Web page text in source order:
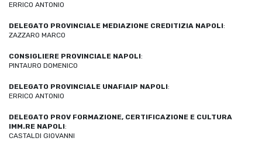
ERRICO ANTONIO
DELEGATO PROVINCIALE MEDIAZIONE CREDITIZIA NAPOLI:
ZAZZARO MARCO
CONSIGLIERE PROVINCIALE NAPOLI:
PINTAURO DOMENICO
DELEGATO PROVINCIALE UNAFIAIP NAPOLI:
ERRICO ANTONIO
DELEGATO PROV FORMAZIONE, CERTIFICAZIONE E CULTURA
IMM.RE NAPOLI:
CASTALDI GIOVANNI